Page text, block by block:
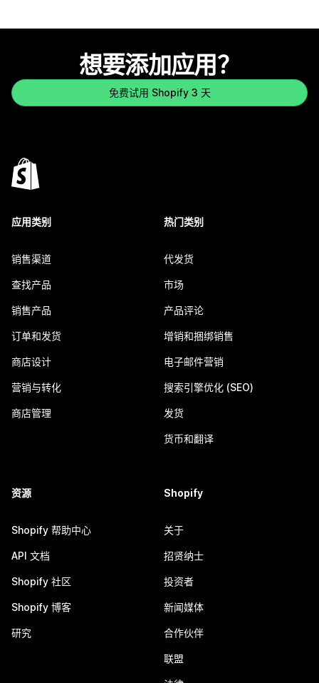
想要添加应用？
免费试用 Shopify 3 天
应用类别
销售渠道
查找产品
销售产品
订单和发货
商店设计
营销与转化
商店管理
热门类别
代发货
市场
产品评论
增销和捆绑销售
电子邮件营销
搜索引擎优化 (SEO)
发货
货币和翻译
资源
Shopify 帮助中心
API 文档
Shopify 社区
Shopify 博客
研究
Shopify
关于
招贤纳士
投资者
新闻媒体
合作伙伴
联盟